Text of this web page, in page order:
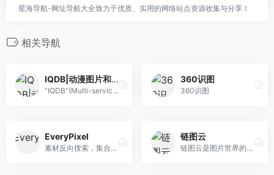
星海导航-网址导航大全致力于优质、实用的网络站点资源收集与分享！
相关导航
IQDB|动漫图片和壁纸搜索引擎
“IQDB”(Multi-service image search)是一个支持多平台站点的动漫、漫画、游戏壁纸搜索引擎，也可以说是以图搜图的网站，支持从文件上传或者输入图片URL地址来搜 索，支持忽略颜色，支持的文件类型为jpeg、png、gif。
360识图
360识图
EveryPixel
素材反向搜索，集合了50个图库图片，适合设计师
链图云
链图云是图片世界的路由器，帮您轻松找图找字体。可提供强大的本机以图搜图和企业跨机搜图能力，提供图片存证版权服务，帮您管好图像和字体数字资产。